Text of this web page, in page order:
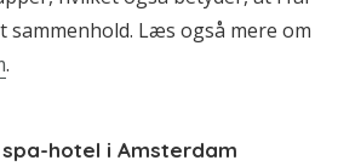
sammenhold. Læs også mere om
.
hotel i Amsterdam